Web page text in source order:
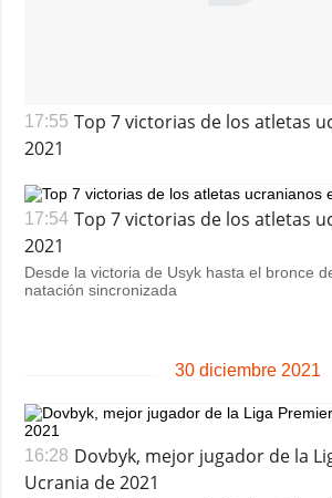
17:55 Top 7 victorias de los atletas
2021
17:54 Top 7 victorias de los atletas
2021
Desde la victoria de Usyk hasta el bronce
natación sincronizada
30 diciembre 2021
16:28 Dovbyk, mejor jugador de la
Ucrania de 2021